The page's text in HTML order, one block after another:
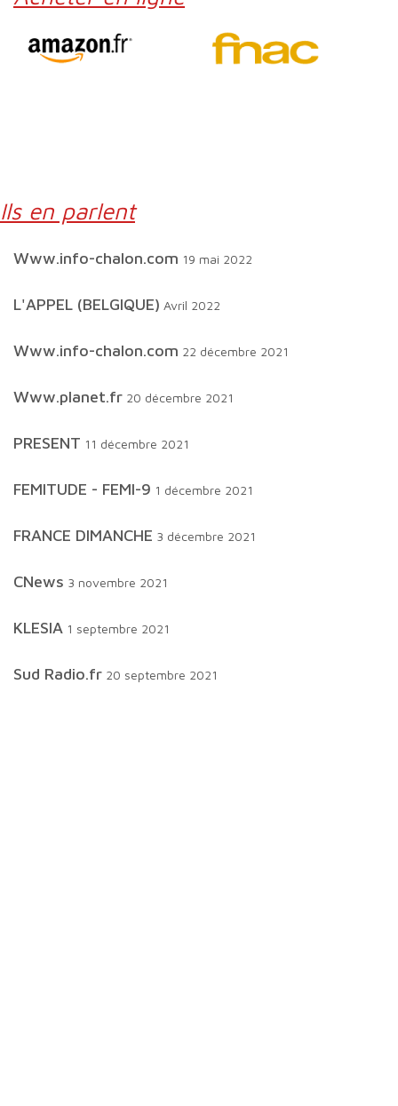
Ils en parlent
www.info-chalon.com 19 mai 2022
L'APPEL (BELGIQUE) Avril 2022
www.info-chalon.com 22 décembre 2021
www.planet.fr 20 décembre 2021
PRESENT 11 décembre 2021
FEMITUDE - FEMI-9 1 décembre 2021
FRANCE DIMANCHE 3 décembre 2021
CNews 3 novembre 2021
KLESIA 1 septembre 2021
Sud Radio.fr 20 septembre 2021